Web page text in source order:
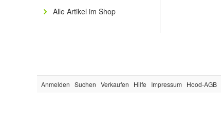
Alle Artikel im Shop
Anmelden Suchen Verkaufen Hilfe Impressum Hood-AGB